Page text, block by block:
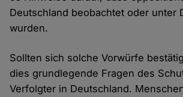
Deutschland beobachtet oder unter
wurden.
Sollten sich solche Vorwürfe
dies grundlegende Fragen des
Verfolgter in Deutschland.